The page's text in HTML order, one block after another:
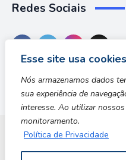
Esse site usa
Nós armazenamos dados
sua experiência de
interesse. Ao utilizar
monitoramento.
Política de Privacidade
Redes Sociais